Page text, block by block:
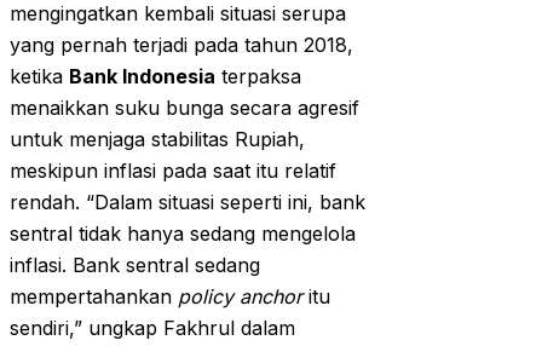
mengingatkan kembali situasi serupa
yang pernah terjadi pada tahun 2018,
ketika Bank Indonesia terpaksa
menaikkan suku bunga secara agresif
untuk menjaga stabilitas Rupiah,
meskipun inflasi pada saat itu relatif
rendah. “Dalam situasi seperti ini, bank
sentral tidak hanya sedang mengelola
inflasi. Bank sentral sedang
mempertahankan policy anchoritu
sendiri,” ungkap Fakhrul dalam